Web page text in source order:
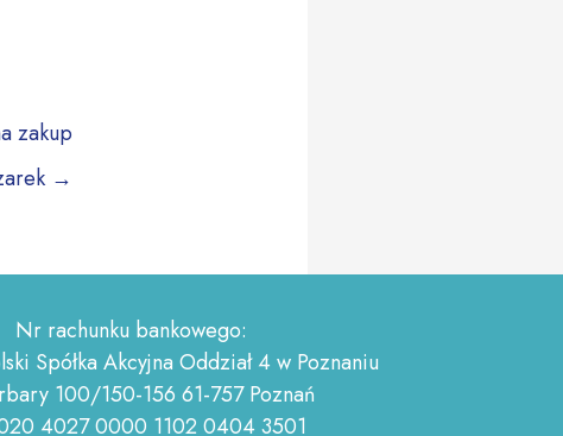
zakup
→
Nr rachunku bankowego:
Spółka Akcyjna Oddział 4 w Poznaniu
100/150-156 61-757 Poznań
4027 0000 1102 0404 3501